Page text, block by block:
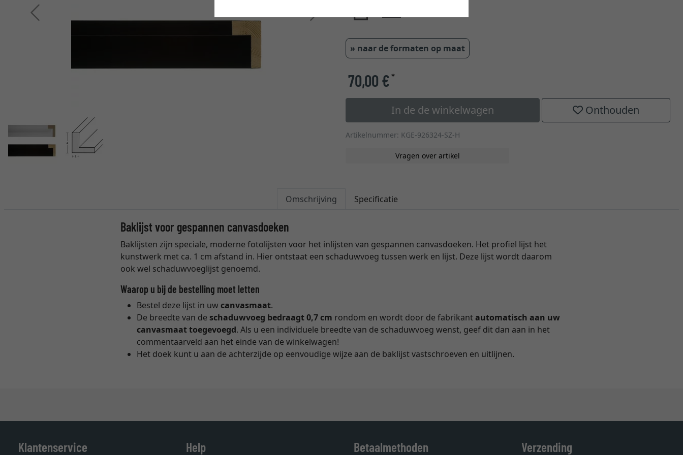
Terug
» naar de formaten op maat
70,00 €*
In de de winkelwagen Onthouden
Artikelnummer: KGE-926324-SZ-H
Vragen over artikel
Omschrijving Specificatie
Baklijst voor gespannen canvasdoeken
Baklijsten zijn speciale, moderne fotolijsten voor het inlijsten van gespannen canvasdoeken. Het profiel lijst het
kunstwerk met ca. 1 cm afstand in. Hier ontstaat een schaduwvoeg tussen werk en lijst. Deze lijst wordt daarom
ook wel schaduwvoeglijst genoemd.
Waarop u bij de bestelling moet letten
Bestel deze lijst in uw canvasmaat.
De breedte van de schaduwvoeg bedraagt 0,7 cm rondom en wordt door de fabrikant automatisch aan uw
canvasmaat toegevoegd. Als u een individuele breedte van de schaduwvoeg wenst, geef dit dan aan in het
commentaarveld aan het einde van de winkelwagen!
Het doek kunt u aan de achterzijde op eenvoudige wijze aan de baklijst vastschroeven en uitlijnen.
Klantenservice Help Betaalmethoden Verzending